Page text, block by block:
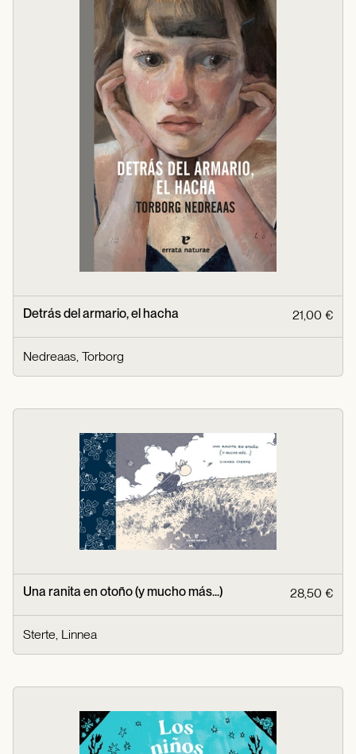
Detrás del armario, el hacha 21,00 €
Nedreaas, Torborg
Una ranita en otoño (y mucho más...) 28,50 €
Sterte, Linnea